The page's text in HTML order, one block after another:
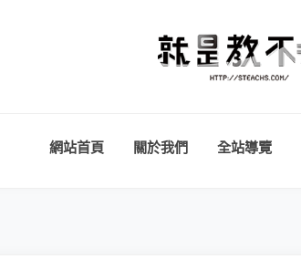
網站首頁 關於我們 全站導覽